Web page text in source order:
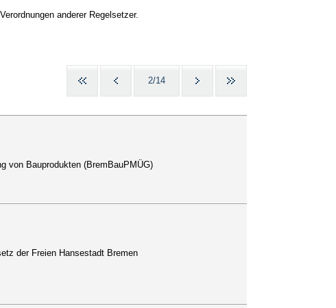
anderer Regelsetzer.
2/14
von Bauprodukten (BremBauPMÜG)
der Freien Hansestadt Bremen